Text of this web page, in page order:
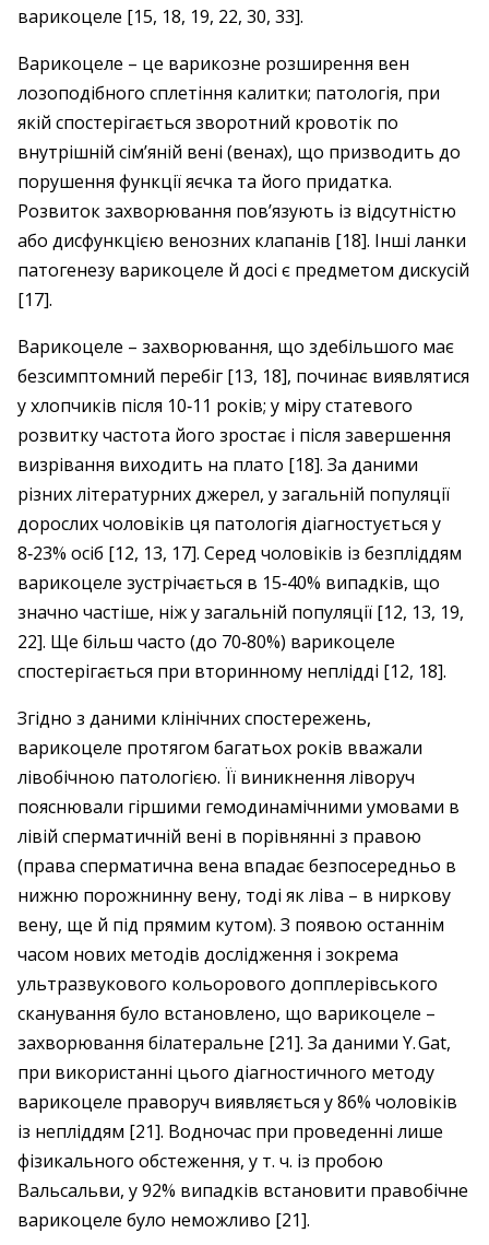
варикоцеле [15, 18, 19, 22, 30, 33].
Варикоцеле – ​це варикозне розширення вен
лозоподібного сплетіння калитки; патологія, при
якій спостерігається зворотний кровотік по
внутрішній сім’яній вені (венах), що призводить до
порушення функції яєчка та його придатка.
Розвиток захворювання пов’язують із відсутністю
або дисфункцією венозних клапанів [18]. Інші ланки
патогенезу варикоцеле й досі є предметом дискусій
[17].
Варикоцеле – ​захворювання, що здебільшого має
безсимптомний перебіг [13, 18], починає виявлятися
у хлопчиків після 10‑11 років; у міру статевого
розвитку частота його зростає і після завершення
визрівання виходить на плато [18]. За даними
різних літературних джерел, у загальній популяції
дорослих чоловіків ця патологія діагностується у
8‑23% осіб [12, 13, 17]. Серед чоловіків із безпліддям
варикоцеле зустрічається в 15‑40% випадків, що
значно частіше, ніж у загальній популяції [12, 13, 19,
22]. Ще більш часто (до 70‑80%) варикоцеле
спостерігається при вторинному неплідді [12, 18].
Згідно з даними клінічних спостережень,
варикоцеле протягом багатьох років вважали
лівобічною патологією. Її виникнення ліворуч
пояснювали гіршими гемодинамічними умовами в
лівій сперматичній вені в порівнянні з правою
(права сперматична вена впадає безпосередньо в
нижню порожнинну вену, тоді як ліва – ​в ниркову
вену, ще й під прямим кутом). З появою останнім
часом нових методів дослідження і зокрема
ультразвукового кольорового допплерівського
сканування було встановлено, що варикоцеле – ​
захворювання білатеральне [21]. За даними Y. Gat,
при використанні цього діагностичного методу
варикоцеле праворуч виявляється у 86% чоловіків
із непліддям [21]. Водночас при проведенні лише
фізикального обстеження, у т. ч. із пробою
Вальсальви, у 92% випадків встановити правобічне
варикоцеле було неможливо [21].